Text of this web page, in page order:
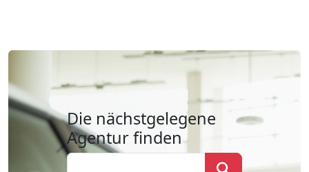
Die nächstgelegene
Agentur finden